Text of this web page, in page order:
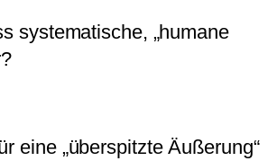
systematische, „humane
eine „überspitzte Äußerung“